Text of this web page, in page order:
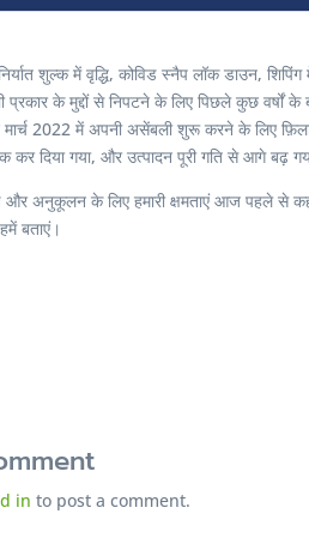
शुल्क में वृद्धि, कोविड स्नैप लॉक डाउन,
प्रकार के मुद्दों से निपटने के लिए पिछले कुछ
मार्च 2022 में अपनी असेंबली शुरू करने के लिए
कर दिया गया, और उत्पादन पूरी गति से आगे बढ़
और अनुकूलन के लिए हमारी क्षमताएं आज पहले
बताएं।
in to post a comment.